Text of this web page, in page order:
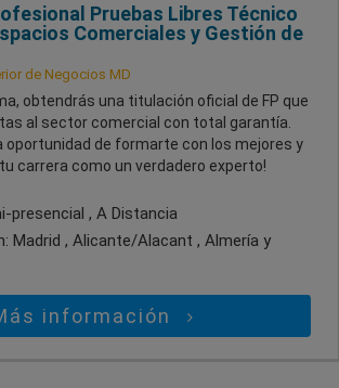
Pruebas Libres Técnico
Comerciales y Gestión de
de Negocios MD
obtendrás una titulación oficial de FP que
al sector comercial con total garantía.
oportunidad de formarte con los mejores y
carrera como un verdadero experto!
presencial , A Distancia
Madrid , Alicante/Alacant , Almería y
información